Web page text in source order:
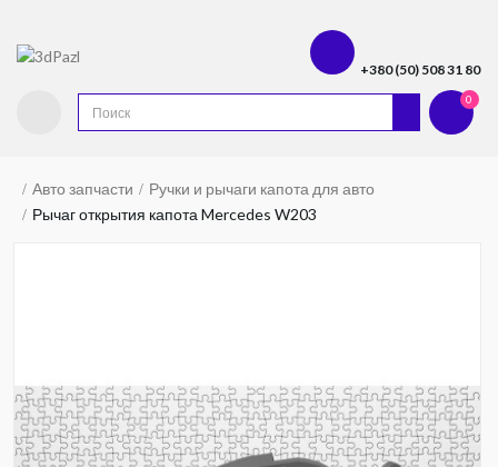
+380 (50) 508 31 80
0
Авто запчасти
Ручки и рычаги капота для авто
Рычаг открытия капота Mercedes W203